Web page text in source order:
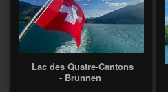
Lac des Quatre-Cantons
- Brunnen